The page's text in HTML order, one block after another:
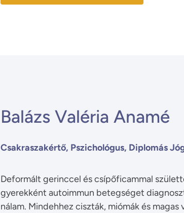
Balázs Valéria Anamé
Csakraszakértő, Pszichológus, Diplomás
Deformált gerinccel és csípőficammal
gyerekként autoimmun betegséget
nálam. Mindehhez ciszták, miómák és magas